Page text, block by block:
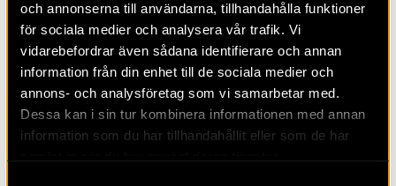
och annonserna till användarna, tillhandahålla funktioner
för sociala medier och analysera vår trafik. Vi
vidarebefordrar även sådana identifierare och annan
information från din enhet till de sociala medier och
annons- och analysföretag som vi samarbetar med.
Dessa kan i sin tur kombinera informationen med annan
information som du har tillhandahållit eller som de har
Glest med gropar